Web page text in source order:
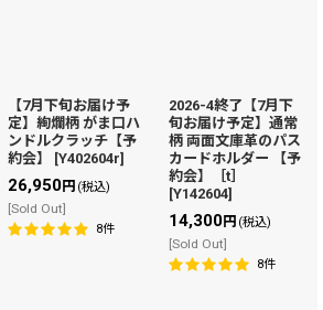
【7月下旬お届け予
定】絢爛柄 がま口ハ
ンドルクラッチ【予
約会】
[Y402604r]
26,950円 (税込)
[Sold Out]
8件
2026-4終了【7月下
旬お届け予定】通常
柄 両面文庫革のパス
カードホルダー 【予
約会】［t］
[Y142604]
14,300円 (税込)
[Sold Out]
8件